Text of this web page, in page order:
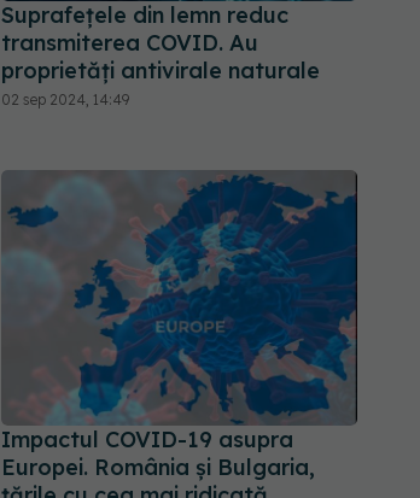
Suprafețele din lemn reduc
transmiterea COVID. Au
proprietăți antivirale naturale
02 sep 2024, 14:49
Impactul COVID-19 asupra
Europei. România și Bulgaria,